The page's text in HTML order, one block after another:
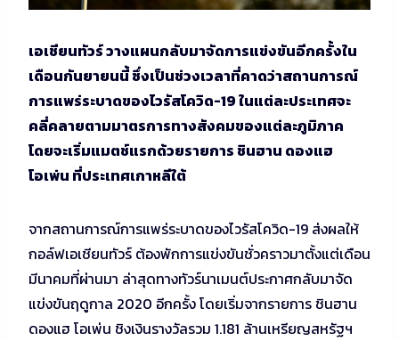
เอเชียนทัวร์ วางแผนกลับมาจัดการแข่งขันอีกครั้งใน
เดือนกันยายนนี้ ซึ่งเป็นช่วงเวลาที่คาดว่าสถานการณ์
การแพร่ระบาดของไวรัสโควิด-19 ในแต่ละประเทศจะ
คลี่คลายตามมาตรการทางสังคมของแต่ละภูมิภาค
โดยจะเริ่มแมตช์แรกด้วยรายการ ชินฮาน ดองแฮ
โอเพ่น ที่ประเทศเกาหลีใต้
จากสถานการณ์การแพร่ระบาดของไวรัสโควิด-19 ส่งผลให้
กอล์ฟเอเชียนทัวร์ ต้องพักการแข่งขันชั่วคราวมาตั้งแต่เดือน
มีนาคมที่ผ่านมา ล่าสุดทางทัวร์นาเมนต์ประกาศกลับมาจัด
แข่งขันฤดูกาล 2020 อีกครั้ง โดยเริ่มจากรายการ ชินฮาน
ดองแฮ โอเพ่น ชิงเงินรางวัลรวม 1.181 ล้านเหรียญสหรัฐฯ